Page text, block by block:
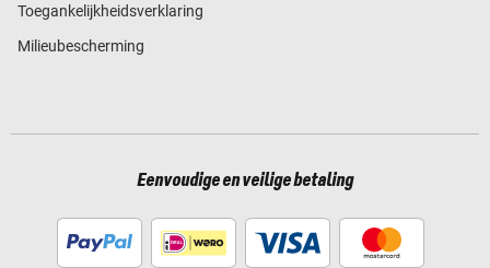
Toegankelijkheidsverklaring
Milieubescherming
Eenvoudige en veilige betaling